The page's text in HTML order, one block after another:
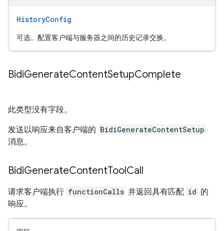
HistoryConfig
可选。配置客户端与服务器之间的历史记录交换。
BidiGenerateContentSetupComplete
此类型没有字段。
发送以响应来自客户端的 BidiGenerateContentSetup
消息。
BidiGenerateContentToolCall
请求客户端执行 functionCalls 并返回具有匹配 id 的
响应。